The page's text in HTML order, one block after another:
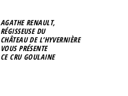
AGATHE RENAULT,
RÉGISSEUSE DU
CHÂTEAU DE L’HYVERNIÈRE
VOUS PRÉSENTE
CE CRU GOULAINE